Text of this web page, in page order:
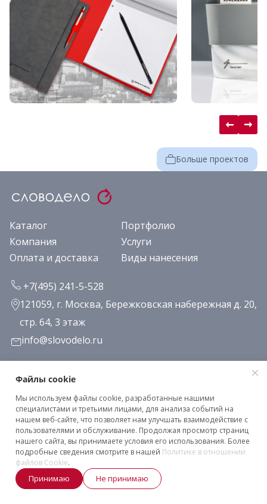
Больше проектов
Каталог
Портфолио
Компания
Услуги
Оплата и доставка
Виды нанесения
+7(495) 241-5-528
121059, г. Москва, Бережковская набережная д. 20,
стр. 64, 3 этаж
info@slovodelo.ru
Заказать звонок
Подписаться на рассылку
Клиентское соглашение
Политика конфиденциальности
2026 © «Словодело». Все права защищены
Файлы cookie
Мы используем файлы cookie, разработанные нашими
специалистами и третьими лицами, для анализа событий на
нашем веб-сайте, что позволяет нам улучшать взаимодействие с
пользователями и обслуживание. Продолжая просмотр страниц
нашего сайта, вы принимаете условия его использования. Более
подробные сведения смотрите в нашей Политике в отношении
файлов Cookie.
Принимаю Не принимаю